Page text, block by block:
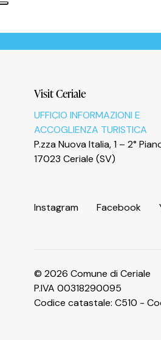
Visit Ceriale
UFFICIO INFORMAZIONI E
ACCOGLIENZA TURISTICA
P.zza Nuova Italia, 1 – 2°
17023 Ceriale (SV)
Instagram Facebook
© 2026 Comune di Ceriale
P.IVA 00318290095
Codice catastale: C510 -
Informativa sulla raccolta